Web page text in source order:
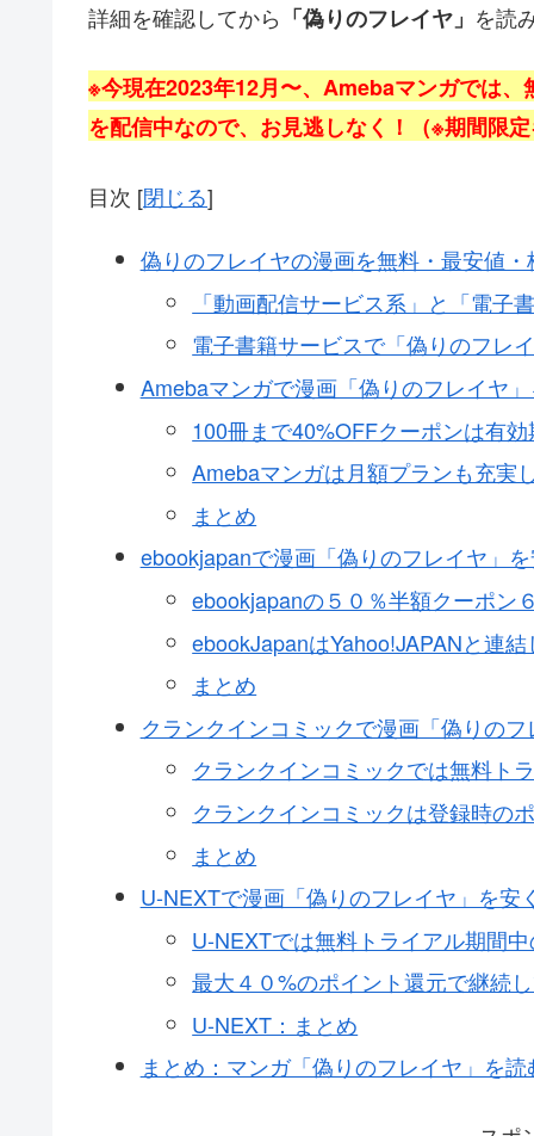
詳細を確認してから 「偽りのフレイヤ」 を読
※今現在2023年12月〜、Amebaマンガでは
を配信中なので、お見逃しなく！（※期間限
目次 [閉じる]
偽りのフレイヤの漫画を無料・最安値
「動画配信サービス系」と「電子
電子書籍サービスで「偽りのフレ
Amebaマンガで漫画「偽りのフレイヤ
100冊まで40%OFFクーポンは有
Amebaマンガは月額プランも充実
まとめ
ebookjapanで漫画「偽りのフレイヤ」
ebookjapanの５０％半額クーポン
ebookJapanはYahoo!JAPANと連
まとめ
クランクインコミックで漫画「偽りの
クランクインコミックでは無料ト
クランクインコミックは登録時の
まとめ
U-NEXTで漫画「偽りのフレイヤ」を安
U-NEXTでは無料トライアル期間
最大４０%のポイント還元で継続
U-NEXT：まとめ
まとめ：マンガ「偽りのフレイヤ」を